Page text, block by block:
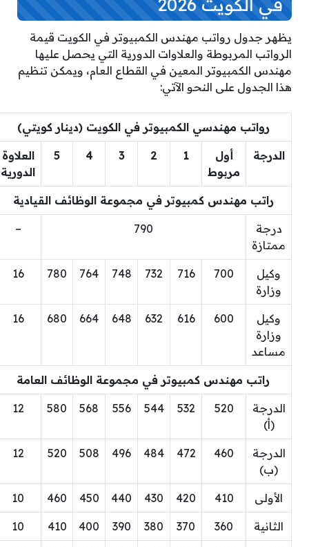
يظهر جدول رواتب مهندس الكمبيوتر في الكويت قيمة
الرواتب المربوطة والعلاوات الدورية التي يحصل عليها
مهندس الكمبيوتر المعين في القطاع العام، ويمكن تنظيم
هذا الجدول على النحو الآتي:
رواتب مهندسي الكمبيوتر في الكويت (دينار كويتي)
الدرجة
أول
مربوط
1
2
3
4
5
العلاوة
الدورية
راتب مهندس كمبيوتر في مجموعة الوظائف القيادية
درجة
ممتازة
790
–
وكيل
وزارة
700
716
732
748
764
780
16
وكيل
وزارة
مساعد
600
616
632
648
664
680
16
راتب مهندس كمبيوتر في مجموعة الوظائف العامة
الدرجة
(أ)
520
532
544
556
568
580
12
الدرجة
(ب)
460
472
484
496
508
520
12
الأولى 410
420
430
440
450
460
10
الثانية 360
370
380
390
400
410
10